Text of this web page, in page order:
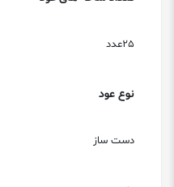
25عدد
نوع عود
دست ساز